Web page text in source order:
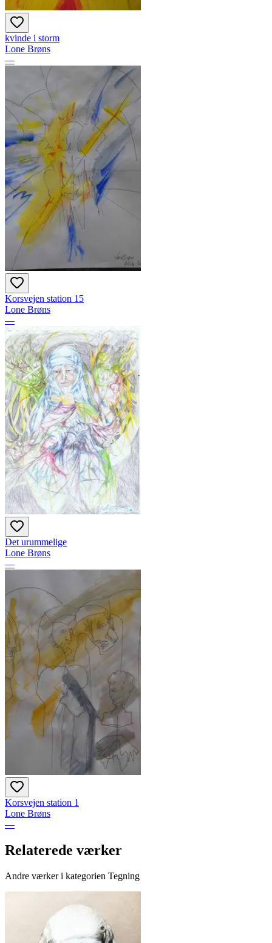
kvinde i storm
Lone Brøns
—
Korsvejen station 15
Lone Brøns
—
Det urummelige
Lone Brøns
—
Korsvejen station 1
Lone Brøns
—
Relaterede værker
Andre værker i kategorien Tegning